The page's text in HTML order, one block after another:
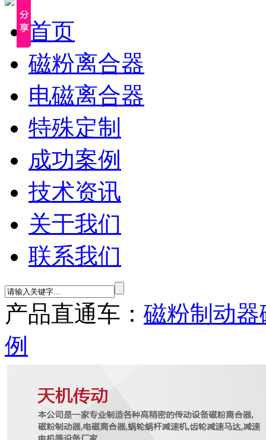
首页
磁粉离合器
电磁离合器
特殊定制
成功案例
技术资讯
关于我们
联系我们
产品直通车： 磁粉制动器
例